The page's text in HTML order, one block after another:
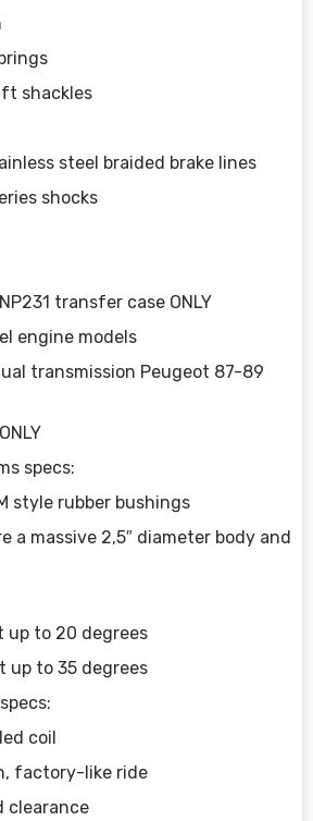
shackles
steel braided brake lines
shocks
transfer case ONLY
engine models
transmission Peugeot 87-89
specs:
style rubber bushings
a massive 2,5″ diameter body and
up to 20 degrees
up to 35 degrees
coil
factory-like ride
clearance